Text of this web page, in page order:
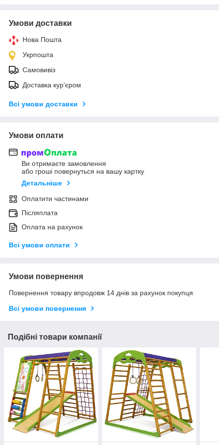
Умови доставки
Нова Пошта
Укрпошта
Самовивіз
Доставка кур'єром
Всі умови доставки
Умови оплати
Ви отримаєте замовлення
або гроші повернуться на вашу картку
Детальніше
Оплатити частинами
Післяплата
Оплата на рахунок
Всі умови оплати
Умови повернення
Повернення товару впродовж 14 днів за рахунок покупця
Всі умови повернення
Подібні товари компанії